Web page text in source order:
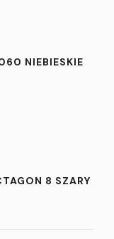
NIEBIESKIE
8 SZARY